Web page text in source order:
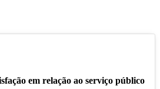
em relação ao serviço público